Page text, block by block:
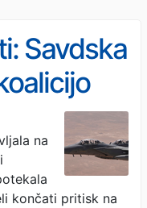
Savdska
na
končati pritisk na